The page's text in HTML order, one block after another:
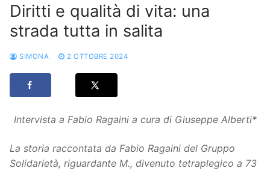
Diritti e qualità di vita: una
strada tutta in salita
SIMONA 2 OTTOBRE 2024
Intervista a Fabio Ragaini a cura di Giuseppe Alberti*
La storia raccontata da Fabio Ragaini del Gruppo
Solidarietà, riguardante M., divenuto tetraplegico a 73